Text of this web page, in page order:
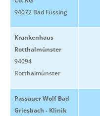
94072 Bad Füssing
Krankenhaus
Rotthalmünster
94094
Rotthalmünster
Passauer Wolf Bad
Griesbach - Klinik